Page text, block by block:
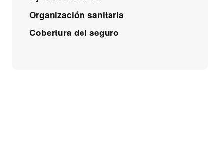
Organización sanitaria
Cobertura del seguro